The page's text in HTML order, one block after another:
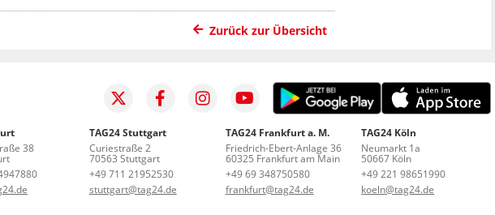
Zurück zur Übersicht
38
TAG24 Stuttgart
Curiestraße 2
70563 Stuttgart
+49 711 21952530
stuttgart@tag24.de
TAG24 Frankfurt a. M.
Friedrich-Ebert-Anlage 36
60325 Frankfurt am Main
+49 69 348750580
frankfurt@tag24.de
TAG24 Köln
Neumarkt 1a
50667 Köln
+49 221 98651990
koeln@tag24.de